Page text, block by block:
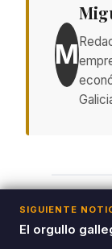
M
Deja tu
Siguiente
Cuartos de
SIGUIENTE